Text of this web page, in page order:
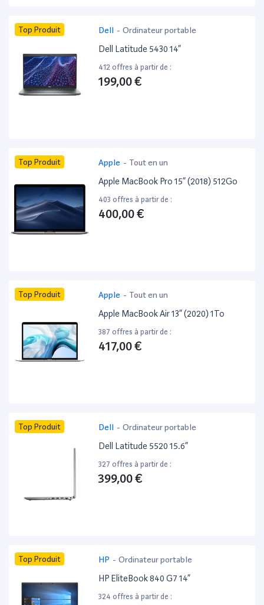
Top Produit Dell - Ordinateur portable
Dell Latitude 5430 14”
412 offres à partir de :
199,00 €
Top Produit Apple - Tout en un
Apple MacBook Pro 15” (2018) 512Go
403 offres à partir de :
400,00 €
Top Produit Apple - Tout en un
Apple MacBook Air 13” (2020) 1To
387 offres à partir de :
417,00 €
Top Produit Dell - Ordinateur portable
Dell Latitude 5520 15.6”
327 offres à partir de :
399,00 €
Top Produit HP - Ordinateur portable
HP EliteBook 840 G7 14”
324 offres à partir de :